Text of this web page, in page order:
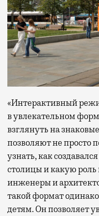
«Интерактивный
в увлекательном
взглянуть на
позволяют не просто
узнать, как
столицы и какую роль
инженеры и
такой формат
детям. Он позволяет